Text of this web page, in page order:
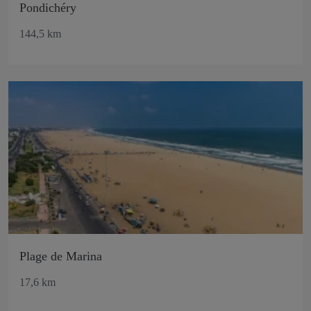
Pondichéry
144,5 km
Plage de Marina
17,6 km